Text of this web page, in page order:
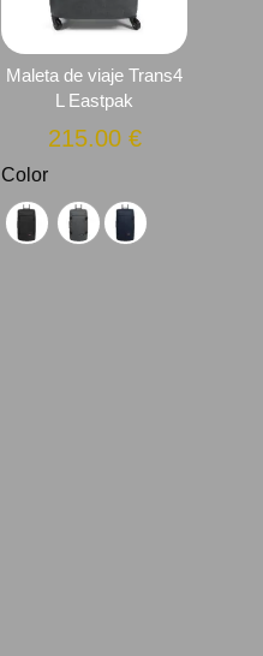
Maleta de viaje Trans4
L Eastpak
215.00 €
Color